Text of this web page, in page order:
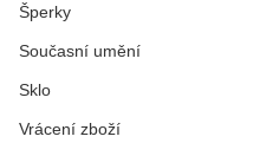
Šperky
Současní umění
Sklo
Vrácení zboží